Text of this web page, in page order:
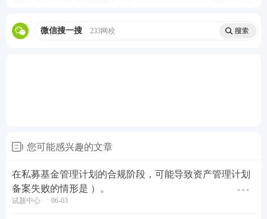
微信搜一搜 233网校
您可能感兴趣的文章
在私募基金管理计划的合规阶段，可能导致资产管理计划
备案失败的情形是 ）。
试题中心 06-03